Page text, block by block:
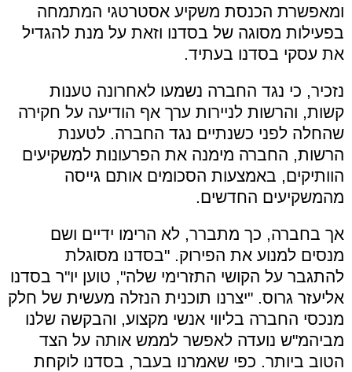
ומאפשרת הכנסת משקיע אסטרטגי המתמחה
בפעילות מסוגה של בסדנו וזאת על מנת להגדיל
את עסקי בסדנו בעתיד.
נזכיר, כי נגד החברה נשמעו לאחרונה טענות
קשות, והרשות לניירות ערך אף הודיעה על חקירה
שהחלה לפני כשנתיים נגד החברה. לטענת
הרשות, החברה מימנה את הפרעונות למשקיעים
הוותיקים, באמצעות הסכומים אותם גייסה
מהמשקיעים החדשים.
אך בחברה, כך מתברר, לא הרימו ידיים ושם
מנסים למנוע את הפירוק. "בסדנו מסוגלת
להתגבר על הקושי התזרימי שלה", טוען יו"ר בסדנו
אליעזר גרוס. "יצרנו תוכנית הנזלה מעשית של חלק
מנכסי החברה בליווי אנשי מקצוע, והבקשה שלנו
מביהמ"ש נועדה לאפשר לממש אותה על הצד
הטוב ביותר. כפי שאמרנו בעבר, בסדנו לוקחת